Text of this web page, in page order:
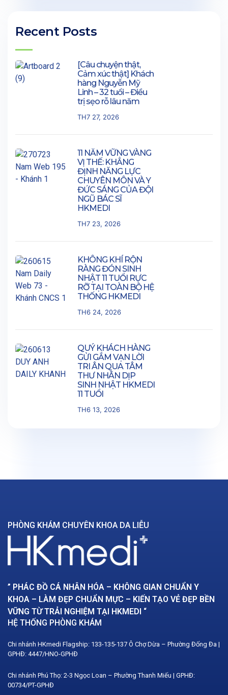
Recent Posts
[Câu chuyện thật,
Cảm xúc thật] Khách
hàng Nguyễn Mỹ
Linh – 32 tuổi – Điều
trị sẹo rỗ lâu năm
TH7 27, 2026
11 NĂM VỮNG VÀNG
VỊ THẾ: KHẲNG
ĐỊNH NĂNG LỰC
CHUYÊN MÔN VÀ Y
ĐỨC SÁNG CỦA ĐỘI
NGŨ BÁC SĨ
HKMEDI
TH7 23, 2026
KHÔNG KHÍ RỘN
RÀNG ĐÓN SINH
NHẬT 11 TUỔI RỰC
RỠ TẠI TOÀN BỘ HỆ
THỐNG HKMEDI
TH6 24, 2026
QUÝ KHÁCH HÀNG
GỬI GẮM VẠN LỜI
TRI ÂN QUA TÂM
THƯ NHÂN DỊP
SINH NHẬT HKMEDI
11 TUỔI
TH6 13, 2026
PHÒNG KHÁM CHUYÊN KHOA DA LIỄU
” PHÁC ĐỒ CÁ NHÂN HÓA – KHÔNG GIAN CHUẨN Y
KHOA – LÀM ĐẸP CHUẨN MỰC – KIẾN TẠO VẺ ĐẸP BỀN
VỮNG TỪ TRẢI NGHIỆM TẠI HKMEDI “
HỆ THỐNG PHÒNG KHÁM
Chi nhánh HKmedi Flagship: 133-135-137 Ô Chợ Dừa – Phường Đống Đa |
GPHĐ: 4447/HNO-GPHĐ
Chi nhánh Phú Thọ: 2-3 Ngọc Loan – Phường Thanh Miếu | GPHĐ:
00734/PT-GPHĐ